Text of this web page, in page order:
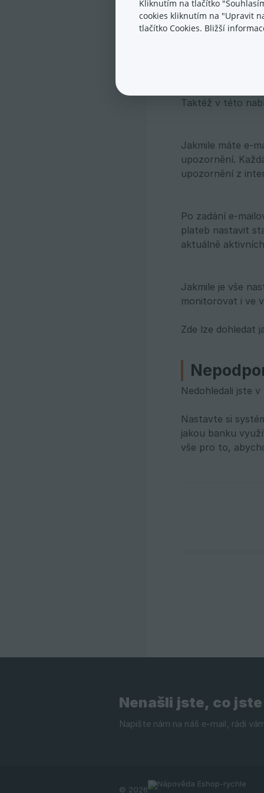
V sekci E-shop
Taktéž v této
Jakmile máte e-
upozornění.
upozornění z
Po zadání e-
plateb nastavit
aktuálně
Jakmile je vše
monitorovat i ve
Zde lze dohledat
Nedohledali jste
Nastavte si
jakou banku
vše pro to,
Nenašli jste, co
© 2026
Kliknutím na tlačítko
cookies kliknutím na "Upravit
tlačítko Cookies. Bližší